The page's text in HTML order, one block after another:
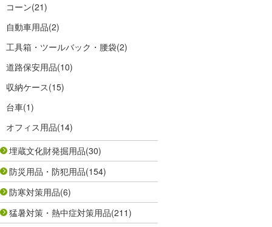
コーン(21)
自動車用品(2)
工具箱・ツールバック・腰袋(2)
道路保安用品(10)
収納ケース(15)
台車(1)
オフィス用品(14)
埋蔵文化財発掘用品(30)
防災用品・防犯用品(154)
防寒対策用品(6)
猛暑対策・熱中症対策用品(211)